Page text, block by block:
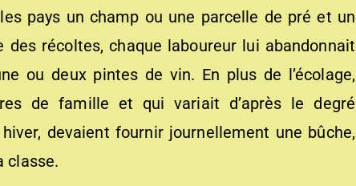
pays un champ ou une parcelle de pré et un
récoltes, chaque laboureur lui abandonnait
ou deux pintes de vin. En plus de l’écolage,
de famille et qui variait d’après le degré
devaient fournir journellement une bûche,
classe.